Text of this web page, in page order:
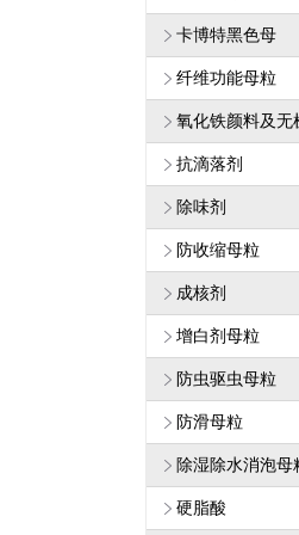
卡博特黑色母
纤维功能母粒
氧化铁颜料及无
抗滴落剂
除味剂
防收缩母粒
成核剂
增白剂母粒
防虫驱虫母粒
防滑母粒
除湿除水消泡母
硬脂酸